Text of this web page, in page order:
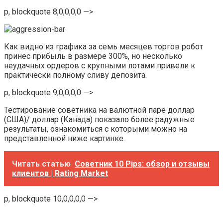
p, blockquote 8,0,0,0,0 —>
Как видно из графика за семь месяцев торгов робот
принес прибыль в размере 300%, но несколько
неудачных ордеров с крупными лотами привели к
практически полному сливу депозита.
p, blockquote 9,0,0,0,0 —>
Тестирование советника на валютной паре доллар
(США)/ доллар (Канада) показало более радужные
результаты, ознакомиться с которыми можно на
представленной ниже картинке.
Читать статью Советник 10 Pips: обзор и отзывы
клиентов | Rating Market
p, blockquote 10,0,0,0,0 —>